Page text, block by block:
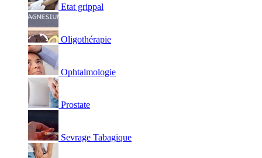
Etat grippal
Oligothérapie
Ophtalmologie
Prostate
Sevrage Tabagique